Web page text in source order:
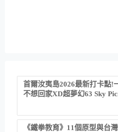
首爾汝夷島2026最新打卡點!
不想回家XD超夢幻63 Sky
津帝王蟹大餐、《淚之女王
《鐵拳教育》11個原型與台